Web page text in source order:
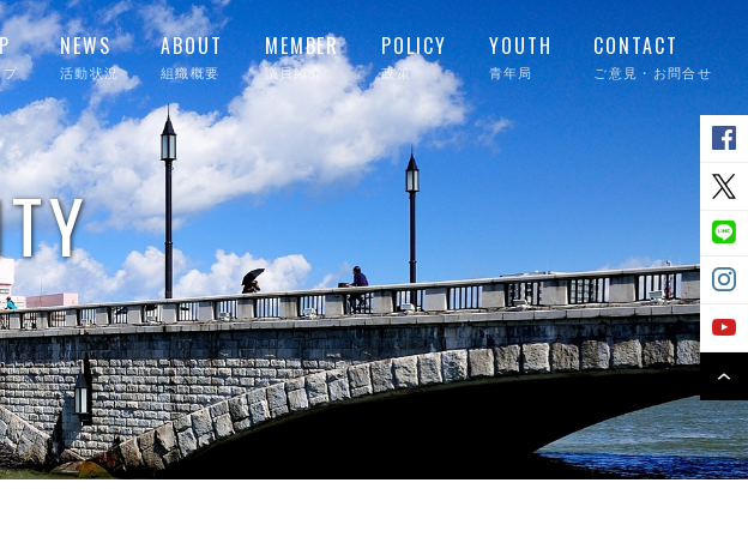
プ
NEWS
活動状況
ABOUT
組織概要
MEMBER
議員紹介
POLICY
政策
YOUTH
青年局
CONTACT
ご意見・お問合せ